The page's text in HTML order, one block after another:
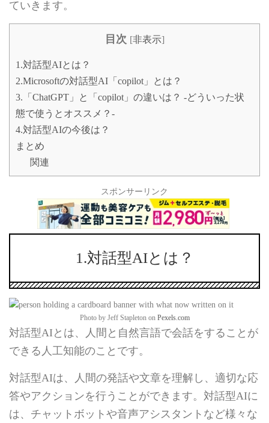
ていきます。
目次 [非表示]
1.対話型AIとは？
2.Microsoftの対話型AI「copilot」とは？
3.「ChatGPT」と「copilot」の違いは？ -どういった状
態で使うとオススメ？-
4.対話型AIの今後は？
まとめ
関連
スポンサーリンク
1.対話型AIとは？
Photo by Jeff Stapleton on Pexels.com
対話型AIとは、人間と自然言語で会話をすることが
できる人工知能のことです。
対話型AIは、人間の発話や文章を理解し、適切な応
答やアクションを行うことができます。対話型AIに
は、チャットボットや音声アシスタントなど様々な